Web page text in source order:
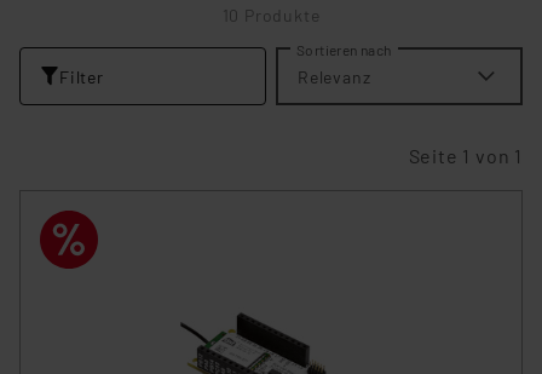
10 Produkte
Filter
Sortieren nach
Relevanz
Seite 1 von 1